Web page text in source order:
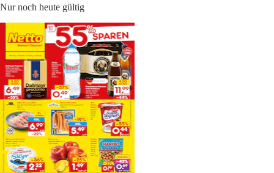
Nur noch heute gültig